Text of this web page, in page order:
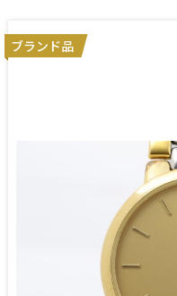
ブランド品